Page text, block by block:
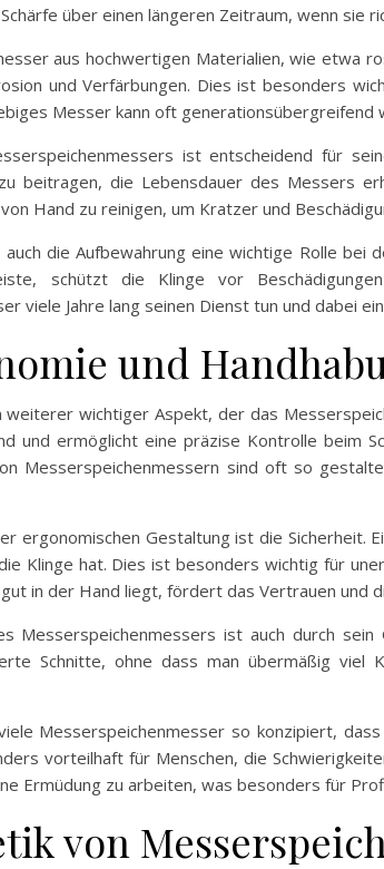
über einen längeren Zeitraum, wenn sie
aus hochwertigen Materialien, wie etwa
und Verfärbungen. Dies ist besonders
Messer kann oft
ist entscheidend für
beitragen, die Lebensdauer des Messers
Hand zu reinigen, um Kratzer und
die Aufbewahrung eine wichtige Rolle
schützt die Klinge vor
viele Jahre lang seinen Dienst tun und dabei
und
weiterer wichtiger Aspekt, der das
und ermöglicht eine präzise Kontrolle beim
Messerspeichenmessern sind oft so
ergonomischen Gestaltung ist die Sicherheit.
Klinge hat. Dies ist besonders wichtig für
in der Hand liegt, fördert das Vertrauen und
Messerspeichenmessers ist auch durch
Schnitte, ohne dass man übermäßig viel
Messerspeichenmesser so konzipiert,
vorteilhaft für Menschen, die
Ermüdung zu arbeiten, was besonders für
von